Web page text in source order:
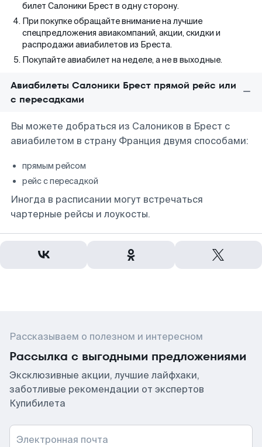
билет Салоники Брест в одну сторону.
При покупке обращайте внимание на лучшие
спецпредложения авиакомпаний, акции, скидки и
распродажи авиабилетов из Бреста.
Покупайте авиабилет на неделе, а не в выходные.
Авиабилеты Салоники Брест прямой рейс или
с пересадками
Вы можете добраться из Салоников в Брест с
авиабилетом в страну Франция двумя способами:
прямым рейсом
рейс с пересадкой
Иногда в расписании могут встречаться
чартерные рейсы и лоукосты.
Рассказываем о полезном и интересном
Рассылка с выгодными предложениями
Эксклюзивные акции, лучшие лайфхаки,
заботливые рекомендации от экспертов
Купибилета
Электронная почта